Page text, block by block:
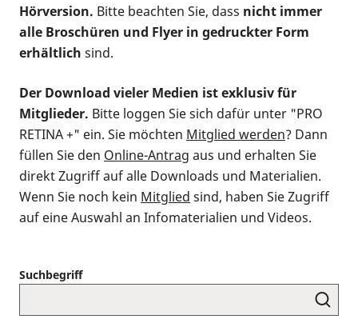
Hörversion. Bitte beachten Sie, dass nicht immer
alle Broschüren und Flyer in gedruckter Form
erhältlich sind.
Der Download vieler Medien ist exklusiv für
Mitglieder. Bitte loggen Sie sich dafür unter "PRO
RETINA +" ein. Sie möchten Mitglied werden? Dann
füllen Sie den Online-Antrag aus und erhalten Sie
direkt Zugriff auf alle Downloads und Materialien.
Wenn Sie noch kein Mitglied sind, haben Sie Zugriff
auf eine Auswahl an Infomaterialien und Videos.
Suchbegriff